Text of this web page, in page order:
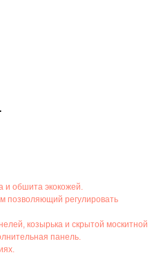
и обшита экокожей.
позволяющий регулировать
козырька и скрытой москитной
панель.